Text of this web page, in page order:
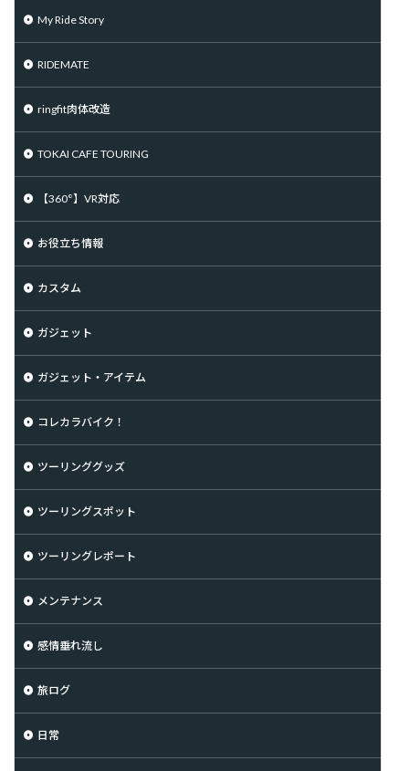
My Ride Story
RIDEMATE
ringfit肉体改造
TOKAI CAFE TOURING
【360°】VR対応
お役立ち情報
カスタム
ガジェット
ガジェット・アイテム
コレカラバイク！
ツーリンググッズ
ツーリングスポット
ツーリングレポート
メンテナンス
感情垂れ流し
旅ログ
日常